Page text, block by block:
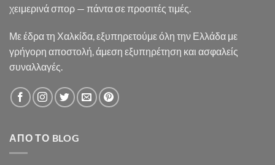
χειμερινά σπορ — πάντα σε προσιτές τιμές.
Με έδρα τη Χαλκίδα, εξυπηρετούμε όλη την Ελλάδα με
γρήγορη αποστολή, άμεση εξυπηρέτηση και ασφαλείς
συναλλαγές.
ΑΠΌ ΤΟ BLOG